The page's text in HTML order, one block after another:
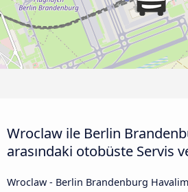
Wroclaw ile Berlin
arasındaki otobüste Servis
Wroclaw - Berlin Brandenburg